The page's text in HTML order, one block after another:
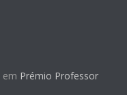
em Prémio Professor